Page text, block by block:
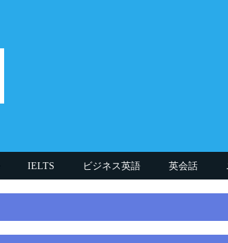
IELTS ビジネス英語 英会話
個人情報について 執筆者(英語講師)